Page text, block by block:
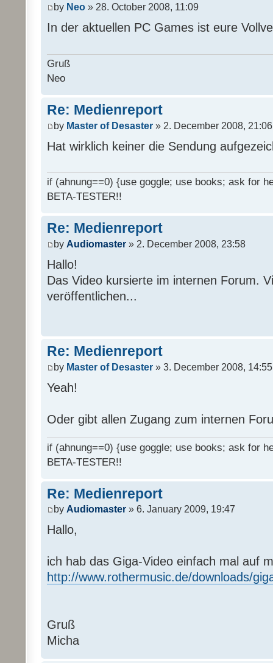
by Neo » 28. October 2008, 11:09
In der aktuellen PC Games ist eure
Gruß
Neo
Re: Medienreport
by Master of Desaster » 2. December 2008, 21:06
Hat wirklich keiner die Sendung
if (ahnung==0) {use goggle; use books; ask for
BETA-TESTER!!
Re: Medienreport
by Audiomaster » 2. December 2008, 23:58
Hallo!
Das Video kursierte im internen Forum.
veröffentlichen...
Re: Medienreport
by Master of Desaster » 3. December 2008, 14:55
Yeah!
Oder gibt allen Zugang zum internen
if (ahnung==0) {use goggle; use books; ask for
BETA-TESTER!!
Re: Medienreport
by Audiomaster » 6. January 2009, 19:47
Hallo,
ich hab das Giga-Video einfach mal auf
http://www.rothermusic.de/downloads/
Gruß
Micha